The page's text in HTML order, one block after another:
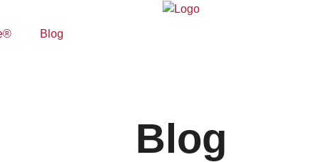
Blog
Blog